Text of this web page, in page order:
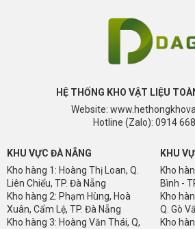
HỆ THỐNG KHO VẬT LIỆU
Website:
Hotline (Zalo): 0914
KHU VỰC ĐÀ NẴNG
Kho hàng 1: Hoàng Thị Loan, Q.
Liên Chiểu, TP. Đà Nẵng
Kho hàng 2: Phạm Hùng, Hoà
Xuân, Cẩm Lệ, TP. Đà Nẵng
Kho hàng 3: Hoàng Văn Thái, Q,
KHU
Kho
Bình -
Kho
Q. Gò
Kho